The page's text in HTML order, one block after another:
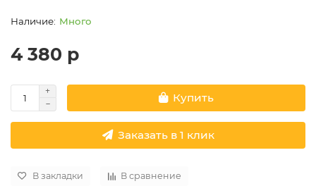
Много
4 380 р
Купить
Заказать в 1 клик
В закладки В сравнение